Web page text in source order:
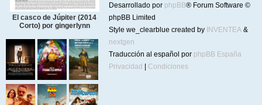
El casco de Júpiter (2014
Corto) por gingerlynn
Desarrollado por phpBB® Forum Software ©
phpBB Limited
Style we_clearblue created by INVENTEA &
nextgen
Traducción al español por phpBB España
Privacidad | Condiciones